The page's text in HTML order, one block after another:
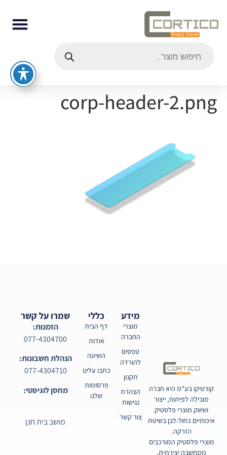
corp-header-2.png
קורטיקו בע"מ היא חברה
מובילה לפיתוח, ייצור
ושיווק מוצרי פלסטיק
איכותיים כחול-לבן בשיטת
הזרקה.
מוצרי פלסטיק המורכבים
ממחשבה יצירתית,
כללי
דף הבית
אודות
השיטה
כתבו עלינו
פרסומות
שלנו
מידע
מוצרי
החברה
טפסים
להורדה
תקנון
הצהרת
נגישות
צור קשר
שמרו על קשר
הזמנות:
077-4304700
הנהלת חשבונות:
077-4304710
מחסן לוגיסטי:
מושב בית חנן